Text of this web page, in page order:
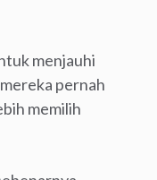
menjauhi
pernah
memilih